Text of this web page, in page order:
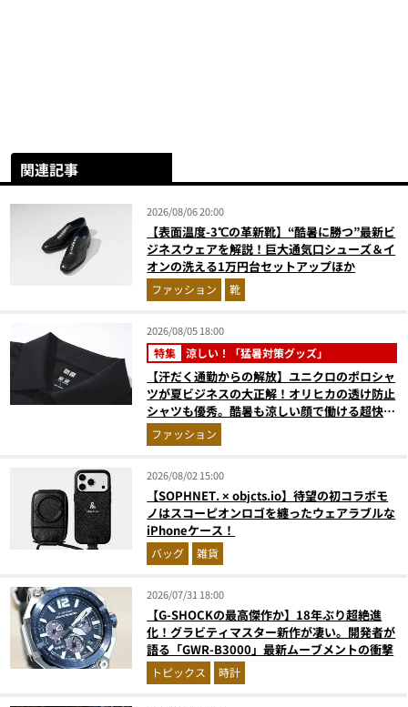
関連記事
2026/08/06 20:00
【表面温度-3℃の革新靴】“酷暑に勝つ”最新ビ
ジネスウェアを解説！巨大通気口シューズ＆イ
オンの洗える1万円台セットアップほか
ファッション 靴
2026/08/05 18:00
特集 涼しい！「猛暑対策グッズ」
【汗だく通勤からの解放】ユニクロのポロシャ
ツが夏ビジネスの大正解！オリヒカの透け防止
シャツも優秀。酷暑も涼しい顔で働ける超快適
ウエアの実力
ファッション
2026/08/02 15:00
【SOPHNET. × objcts.io】待望の初コラボモ
ノはスコーピオンロゴを纏ったウェアラブルな
iPhoneケース！
バッグ 雑貨
2026/07/31 18:00
【G-SHOCKの最高傑作か】18年ぶり超絶進
化！グラビティマスター新作が凄い。開発者が
語る「GWR-B3000」最新ムーブメントの衝撃
トピックス 時計